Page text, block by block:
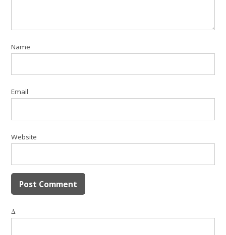
Name
Email
Website
Δ